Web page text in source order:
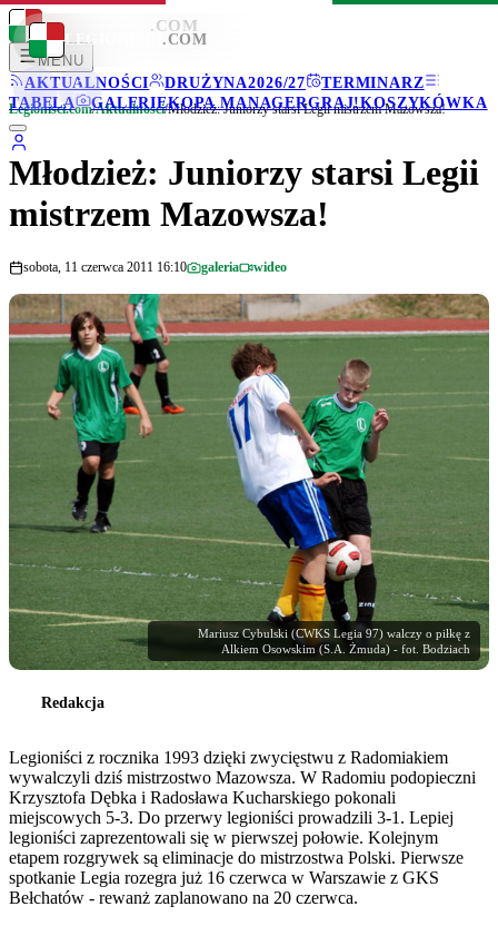
LEGIONISCI .COM
MENU
AKTUALNOŚCI
DRUŻYNA2026/27
TERMINARZ
TABELA
GALERIEKOPA MANAGERGRAJ!KOSZYKÓWKA
LEGIONISCI .COM
Legionisci.com/Aktualności/Młodzież: Juniorzy starsi Legii mistrzem Mazowsza!
Młodzież: Juniorzy starsi Legii
mistrzem Mazowsza!
sobota, 11 czerwca 2011 16:10 galeria wideo
Mariusz Cybulski (CWKS Legia 97) walczy o piłkę z
Alkiem Osowskim (S.A. Żmuda) - fot. Bodziach
Redakcja
Legioniści z rocznika 1993 dzięki zwycięstwu z Radomiakiem
wywalczyli dziś mistrzostwo Mazowsza. W Radomiu podopieczni
Krzysztofa Dębka i Radosława Kucharskiego pokonali
miejscowych 5-3. Do przerwy legioniści prowadzili 3-1. Lepiej
legioniści zaprezentowali się w pierwszej połowie. Kolejnym
etapem rozgrywek są eliminacje do mistrzostwa Polski. Pierwsze
spotkanie Legia rozegra już 16 czerwca w Warszawie z GKS
Bełchatów - rewanż zaplanowano na 20 czerwca.